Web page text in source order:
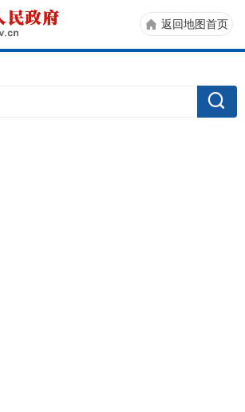
返回地图首页